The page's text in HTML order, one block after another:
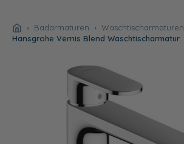
Badarmaturen
Waschtischarmaturen
Hansgrohe Vernis Blend Waschtischarmatur